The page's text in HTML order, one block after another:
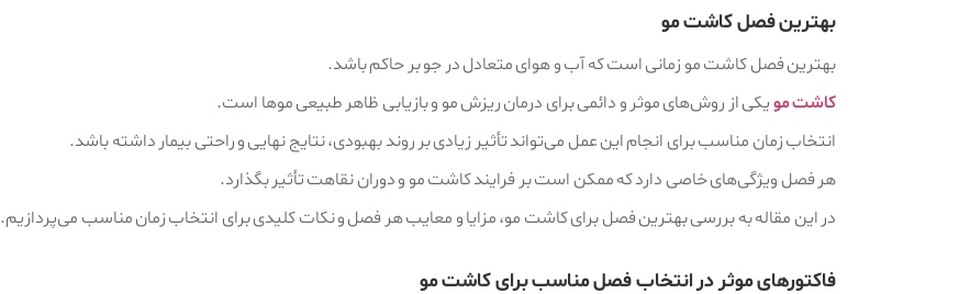
بهترین فصل کاشت مو
بهترین فصل کاشت مو زمانی است که آب و هوای متعادل در جو بر حاکم باشد.
کاشت مویکی از روش‌های موثر و دائمی برای درمان ریزش مو و بازیابی ظاهر طبیعی موها است.
انتخاب زمان مناسب برای انجام این عمل می‌تواند تأثیر زیادی بر روند بهبودی، نتایج نهایی و راحتی بیمار داشته باشد.
هر فصل ویژگی‌های خاصی دارد که ممکن است بر فرایند کاشت مو و دوران نقاهت تأثیر بگذارد.
در این مقاله به بررسی بهترین فصل برای کاشت مو، مزایا و معایب هر فصل و نکات کلیدی برای انتخاب زمان مناسب می‌پردازیم.
فاکتورهای موثر در انتخاب فصل مناسب برای کاشت مو